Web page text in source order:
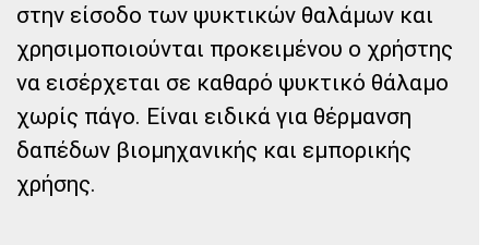
στην είσοδο των ψυκτικών θαλάμων και
χρησιμοποιούνται προκειμένου ο χρήστης
να εισέρχεται σε καθαρό ψυκτικό θάλαμο
χωρίς πάγο. Είναι ειδικά για θέρμανση
δαπέδων βιομηχανικής και εμπορικής
χρήσης.